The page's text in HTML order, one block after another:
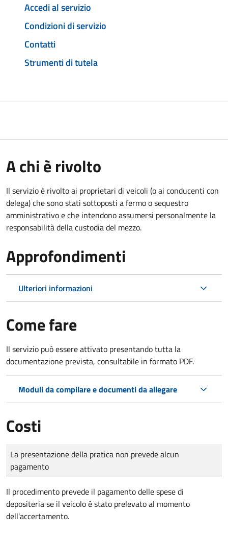
Accedi al servizio
Condizioni di servizio
Contatti
Strumenti di tutela
A chi è rivolto
Il servizio è rivolto ai proprietari di veicoli (o ai conducenti con
delega) che sono stati sottoposti a fermo o sequestro
amministrativo e che intendono assumersi personalmente la
responsabilità della custodia del mezzo.
Approfondimenti
Ulteriori informazioni
Come fare
Il servizio può essere attivato presentando tutta la
documentazione prevista, consultabile in formato PDF.
Moduli da compilare e documenti da allegare
Costi
Tipo di pagamento
Importo
La presentazione della pratica non prevede alcun
pagamento
Il procedimento prevede il pagamento delle spese di
depositeria se il veicolo è stato prelevato al momento
dell'accertamento.